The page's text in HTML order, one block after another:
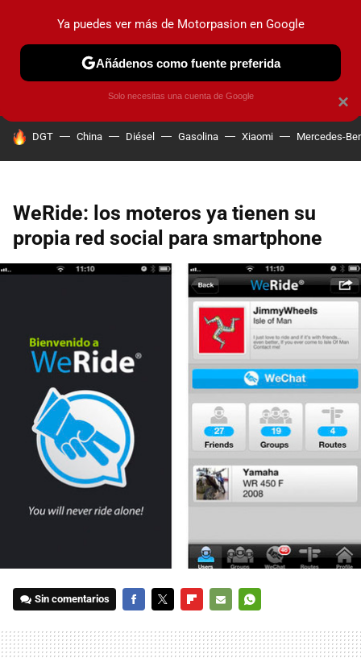
PRUEBAS COCHES ELÉCTRICOS OBSERVATORIO
HOY SE HABLA DE
DGT China Diésel Gasolina Xiaomi Mercedes-
WeRide: los moteros ya tienen su
propia red social para smartphone
Sin comentarios
MAIL
×
Ya puedes ver más de Motorpasion en Google
Añádenos como fuente preferida
Solo necesitas una cuenta de Google